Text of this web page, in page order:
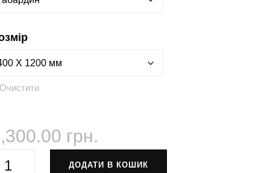
Очистити
грн.
ДОДАТИ В КОШИК